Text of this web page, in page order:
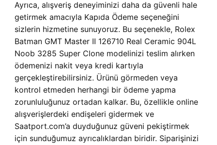
Ayrıca, alışveriş deneyiminizi daha da güvenli hale
getirmek amacıyla Kapıda Ödeme seçeneğini
sizlerin hizmetine sunuyoruz. Bu seçenekle, Rolex
Batman GMT Master II 126710 Real Ceramic 904L
Noob 3285 Super Clone modelinizi teslim alırken
ödemenizi nakit veya kredi kartıyla
gerçekleştirebilirsiniz. Ürünü görmeden veya
kontrol etmeden herhangi bir ödeme yapma
zorunluluğunuz ortadan kalkar. Bu, özellikle online
alışverişlerdeki endişeleri gidermek ve
Saatport.com’a duyduğunuz güveni pekiştirmek
için sunduğumuz ayrıcalıklardan biridir. Siparişinizi